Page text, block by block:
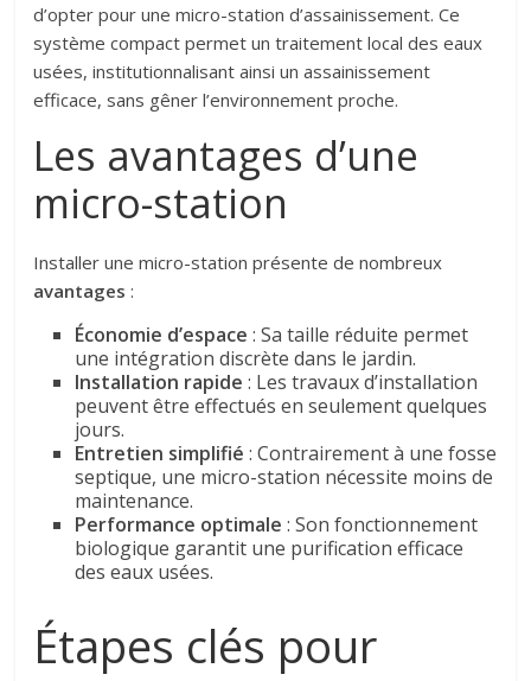
d’opter pour une micro-station d’assainissement. Ce
système compact permet un traitement local des eaux
usées, institutionnalisant ainsi un assainissement
efficace, sans gêner l’environnement proche.
Les avantages d’une
micro-station
Installer une micro-station présente de nombreux
avantages :
Économie d’espace : Sa taille réduite permet
une intégration discrète dans le jardin.
Installation rapide : Les travaux d’installation
peuvent être effectués en seulement quelques
jours.
Entretien simplifié : Contrairement à une fosse
septique, une micro-station nécessite moins de
maintenance.
Performance optimale : Son fonctionnement
biologique garantit une purification efficace
des eaux usées.
Étapes clés pour